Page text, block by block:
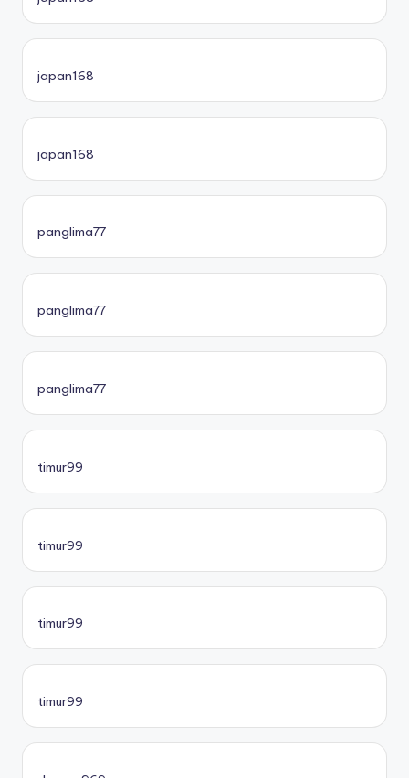
japan168
japan168
panglima77
panglima77
panglima77
timur99
timur99
timur99
timur99